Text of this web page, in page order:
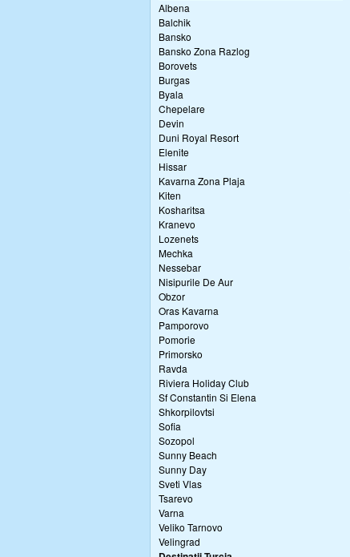
Albena
Balchik
Bansko
Bansko Zona Razlog
Borovets
Burgas
Byala
Chepelare
Devin
Duni Royal Resort
Elenite
Hissar
Kavarna Zona Plaja
Kiten
Kosharitsa
Kranevo
Lozenets
Mechka
Nessebar
Nisipurile De Aur
Obzor
Oras Kavarna
Pamporovo
Pomorie
Primorsko
Ravda
Riviera Holiday Club
Sf Constantin Si Elena
Shkorpilovtsi
Sofia
Sozopol
Sunny Beach
Sunny Day
Sveti Vlas
Tsarevo
Varna
Veliko Tarnovo
Velingrad